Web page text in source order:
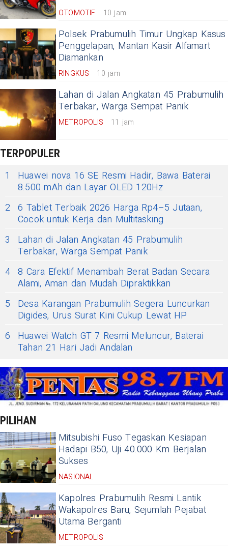
OTOMOTIF 10 jam
Polsek Prabumulih Timur Ungkap Kasus
Penggelapan, Mantan Kasir Alfamart
Diamankan
RINGKUS 10 jam
Lahan di Jalan Angkatan 45 Prabumulih
Terbakar, Warga Sempat Panik
METROPOLIS 11 jam
TERPOPULER
1
Huawei nova 16 SE Resmi Hadir, Bawa Baterai
8.500 mAh dan Layar OLED 120Hz
2 6 Tablet Terbaik 2026 Harga Rp4–5 Jutaan,
Cocok untuk Kerja dan Multitasking
3
Lahan di Jalan Angkatan 45 Prabumulih
Terbakar, Warga Sempat Panik
4 8 Cara Efektif Menambah Berat Badan Secara
Alami, Aman dan Mudah Dipraktikkan
5
Desa Karangan Prabumulih Segera Luncurkan
Digides, Urus Surat Kini Cukup Lewat HP
6
Huawei Watch GT 7 Resmi Meluncur, Baterai
Tahan 21 Hari Jadi Andalan
PILIHAN
Mitsubishi Fuso Tegaskan Kesiapan
Hadapi B50, Uji 40.000 Km Berjalan
Sukses
NASIONAL
Kapolres Prabumulih Resmi Lantik
Wakapolres Baru, Sejumlah Pejabat
Utama Berganti
METROPOLIS